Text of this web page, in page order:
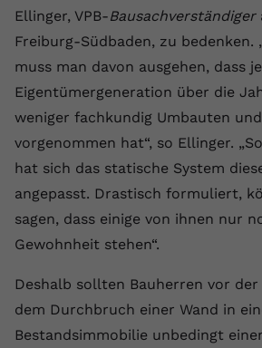
Ellinger, VPB-Bausachverständiger
Freiburg-Südbaden, zu bedenken.
muss man davon ausgehen, dass
Eigentümergeneration über die
weniger fachkundig Umbauten
vorgenommen hat“, so Ellinger.
hat sich das statische System
angepasst. Drastisch formuliert,
sagen, dass einige von ihnen nur
Gewohnheit stehen“.
Deshalb sollten Bauherren vor
dem Durchbruch einer Wand in
Bestandsimmobilie unbedingt
Anbieter youtube.com
Zweck
YouTube setzt dieses
eingebettete
registriert anonyme
Name yt-remote-device-id
Youtube.com
Zweck
YouTube setzt
Videopräferenzen